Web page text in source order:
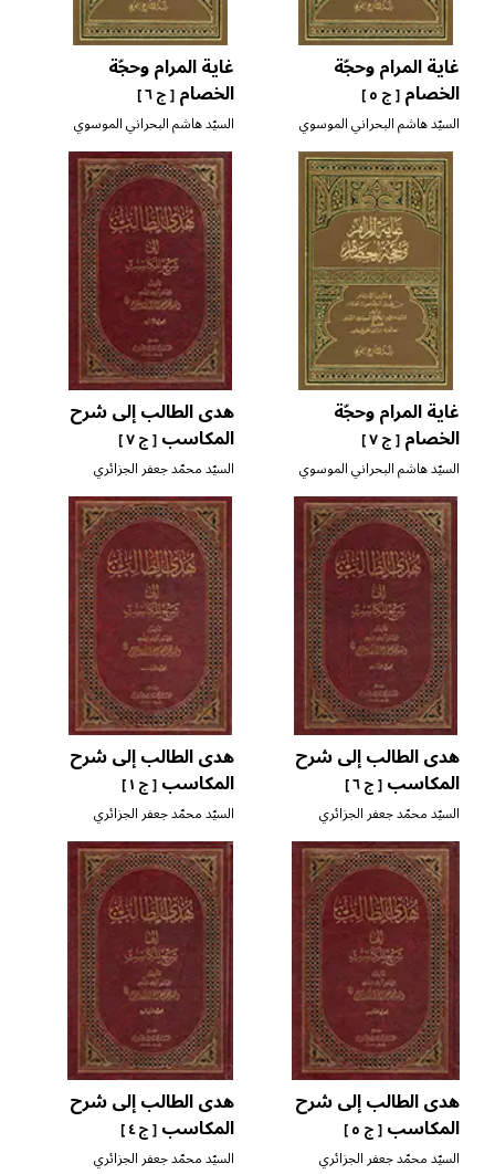
غاية المرام وحجّة
الخصام[ ج ٥ ]
السيّد هاشم البحراني الموسوي
غاية المرام وحجّة
الخصام[ ج ٦ ]
السيّد هاشم البحراني الموسوي
غاية المرام وحجّة
الخصام[ ج ٧ ]
السيّد هاشم البحراني الموسوي
هدى الطالب إلى شرح
المكاسب[ ج ٧ ]
السيّد محمّد جعفر الجزائري
هدى الطالب إلى شرح
المكاسب[ ج ٦ ]
السيّد محمّد جعفر الجزائري
هدى الطالب إلى شرح
المكاسب[ ج ١ ]
السيّد محمّد جعفر الجزائري
هدى الطالب إلى شرح
المكاسب[ ج ٥ ]
السيّد محمّد جعفر الجزائري
هدى الطالب إلى شرح
المكاسب[ ج ٤ ]
السيّد محمّد جعفر الجزائري